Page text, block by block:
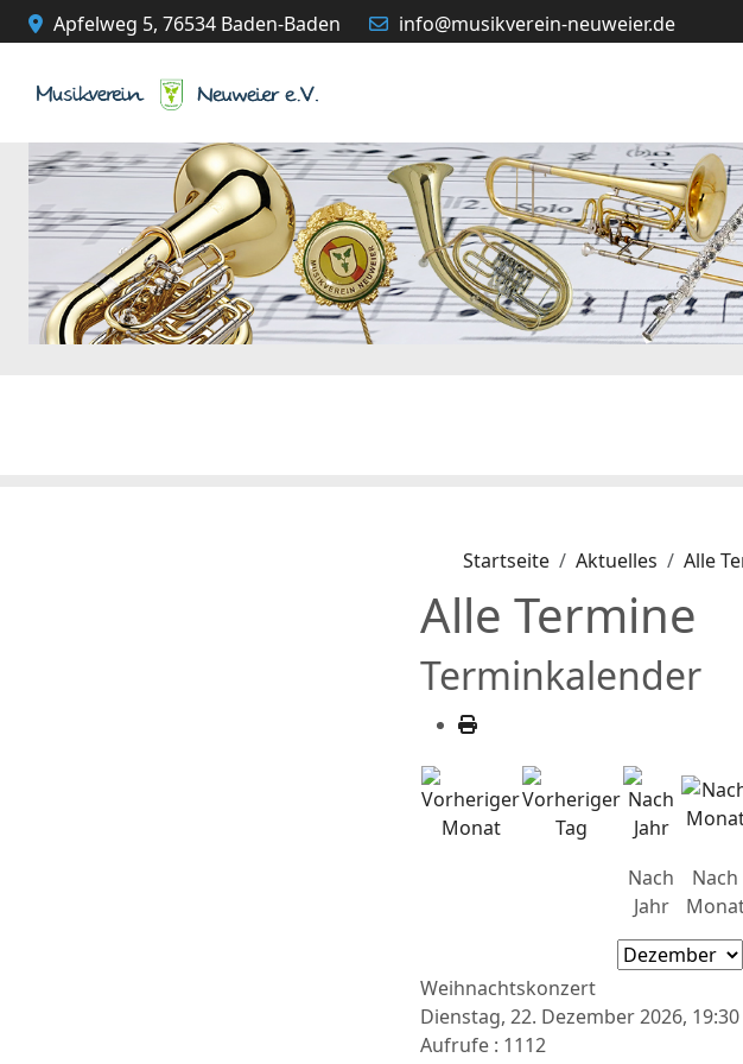
Apfelweg 5, 76534 Baden-Baden info@musikverein-neuweier.de
Startseite Aktuelles Alle
Alle Termine
Terminkalender
Nach
Jahr
Nach
Weihnachtskonzert
Dienstag, 22. Dezember 2026, 19:30
Aufrufe : 1112